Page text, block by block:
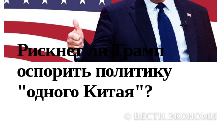
Рискнет ли Трамп
оспорить политику
"одного Китая"?
©